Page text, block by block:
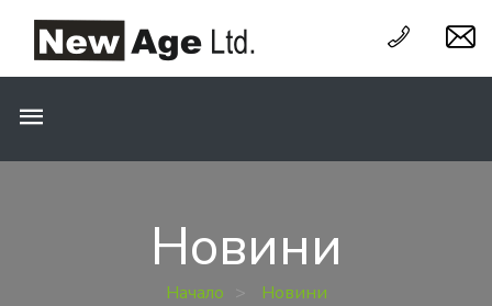
Новини
Начало > Новини